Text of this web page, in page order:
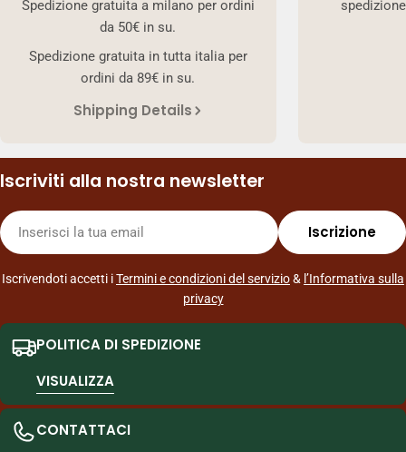
Spedizione gratuita a milano per ordini
da 50€ in su.
Spedizione gratuita in tutta italia per
ordini da 89€ in su.
Shipping Details
Iscriviti alla nostra newsletter
E-
mail
Iscrizione
Iscrivendoti accetti iTermini e condizioni del servizio& l’Informativa sulla
privacy
POLITICA DI SPEDIZIONE
VISUALIZZA
CONTATTACI